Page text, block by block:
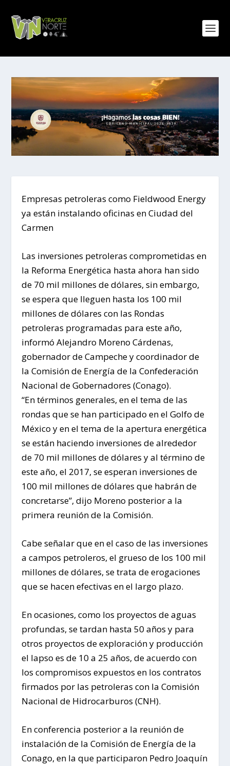
Empresas petroleras como Fieldwood Energy
ya están instalando oficinas en Ciudad del
Carmen
Las inversiones petroleras comprometidas en
la Reforma Energética hasta ahora han sido
de 70 mil millones de dólares, sin embargo,
se espera que lleguen hasta los 100 mil
millones de dólares con las Rondas
petroleras programadas para este año,
informó Alejandro Moreno Cárdenas,
gobernador de Campeche y coordinador de
la Comisión de Energía de la Confederación
Nacional de Gobernadores (Conago).
“En términos generales, en el tema de las
rondas que se han participado en el Golfo de
México y en el tema de la apertura energética
se están haciendo inversiones de alrededor
de 70 mil millones de dólares y al término de
este año, el 2017, se esperan inversiones de
100 mil millones de dólares que habrán de
concretarse”, dijo Moreno posterior a la
primera reunión de la Comisión.
Cabe señalar que en el caso de las inversiones
a campos petroleros, el grueso de los 100 mil
millones de dólares, se trata de erogaciones
que se hacen efectivas en el largo plazo.
En ocasiones, como los proyectos de aguas
profundas, se tardan hasta 50 años y para
otros proyectos de exploración y producción
el lapso es de 10 a 25 años, de acuerdo con
los compromisos expuestos en los contratos
firmados por las petroleras con la Comisión
Nacional de Hidrocarburos (CNH).
En conferencia posterior a la reunión de
instalación de la Comisión de Energía de la
Conago, en la que participaron Pedro Joaquín